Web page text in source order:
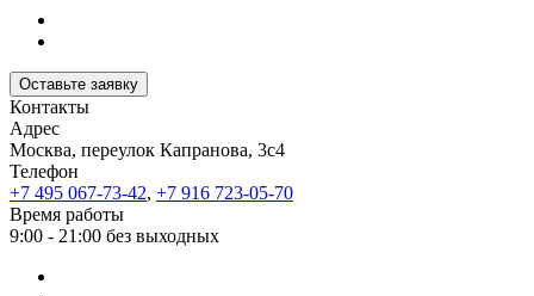
Оставьте заявку
Контакты
Адрес
Москва, переулок Капранова, 3с4
Телефон
+7 495 067-73-42, +7 916 723-05-70
Время работы
9:00 - 21:00 без выходных